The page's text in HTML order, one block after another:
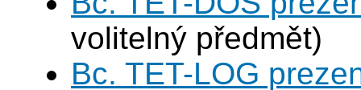
volitelný předmět)
Bc. TET-LOG